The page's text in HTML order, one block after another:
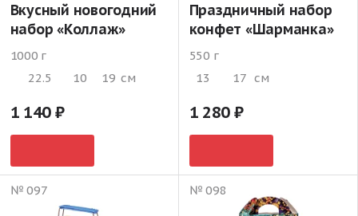
Вкусный новогодний
набор «Коллаж»
1000 г
22.5
10 19 см
1 140
Праздничный набор
конфет «Шарманка»
550 г
13
17 см
1 280
№ 097 № 098